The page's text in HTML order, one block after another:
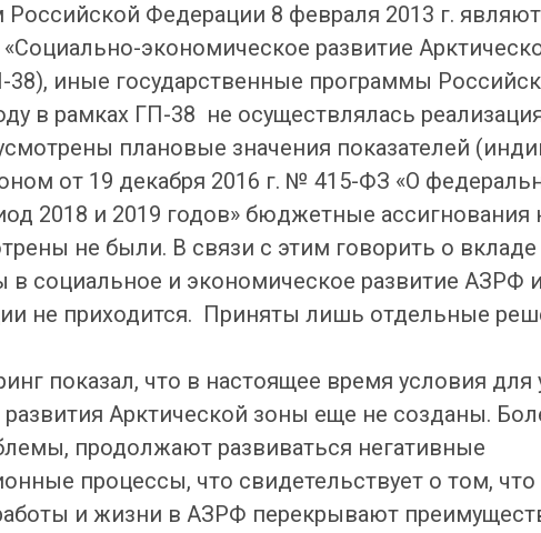
Федерации 8 февраля 2013 г.
экономическое развитие
иные государственные программы
в рамках ГП-38 не осуществлялась
плановые значения показателей
от 19 декабря 2016 г. № 415-ФЗ «О
2018 и 2019 годов» бюджетные ассигнования
не были. В связи с этим говорить о вкладе
в социальное и экономическое развитие АЗРФ и
не приходится. Приняты лишь отдельные
показал, что в настоящее время условия для
Арктической зоны еще не созданы.
продолжают развиваться негативные
процессы, что свидетельствует о том, что
и жизни в АЗРФ перекрывают